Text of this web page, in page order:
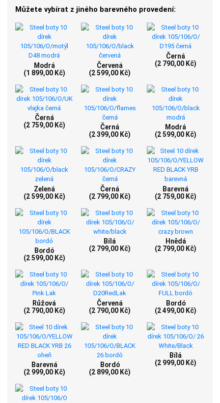
Můžete vybírat z jiného barevného provedení:
Modrá
(1 899,00 Kč)
Červená
(2 599,00 Kč)
Černá
(2 790,00 Kč)
Černá
(2 759,00 Kč)
Černá
(2 399,00 Kč)
Modrá
(2 599,00 Kč)
Zelená
(2 599,00 Kč)
Černá
(2 799,00 Kč)
Barevná
(2 759,00 Kč)
Bordó
(2 599,00 Kč)
Bílá
(2 799,00 Kč)
Hnědá
(2 799,00 Kč)
Růžová
(2 790,00 Kč)
Červená
(2 790,00 Kč)
Bordó
(2 499,00 Kč)
Barevná
(2 999,00 Kč)
Bordó
(2 899,00 Kč)
Bílá
(2 999,00 Kč)